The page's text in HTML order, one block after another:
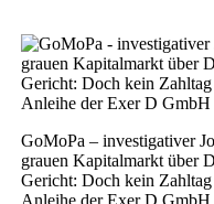
GoMoPa – investigativer
grauen Kapitalmarkt über
Gericht: Doch kein